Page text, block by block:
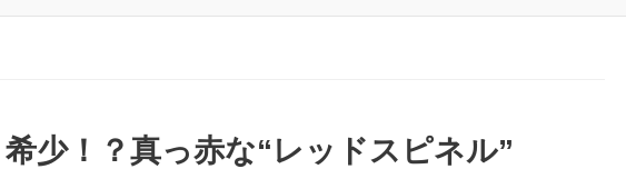
少！？真っ赤な“レッドスピネル”